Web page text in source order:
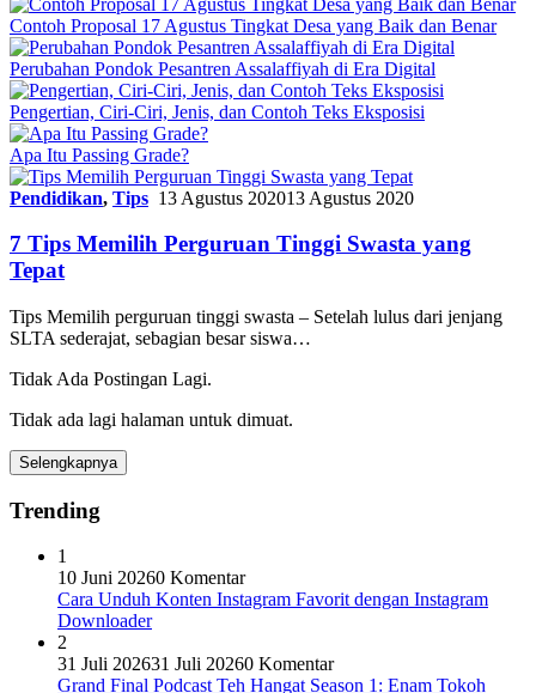
Contoh Proposal 17 Agustus Tingkat Desa yang Baik dan Benar
Perubahan Pondok Pesantren Assalaffiyah di Era Digital
Pengertian, Ciri-Ciri, Jenis, dan Contoh Teks Eksposisi
Apa Itu Passing Grade?
Pendidikan, Tips 13 Agustus 202013 Agustus 2020
7 Tips Memilih Perguruan Tinggi Swasta yang
Tepat
Tips Memilih perguruan tinggi swasta – Setelah lulus dari jenjang
SLTA sederajat, sebagian besar siswa…
Tidak Ada Postingan Lagi.
Tidak ada lagi halaman untuk dimuat.
Selengkapnya
Trending
1
10 Juni 20260 Komentar
Cara Unduh Konten Instagram Favorit dengan Instagram
Downloader
2
31 Juli 202631 Juli 20260 Komentar
Grand Final Podcast Teh Hangat Season 1: Enam Tokoh